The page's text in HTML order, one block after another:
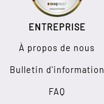
ENTREPRISE
À propos de nous
Bulletin d'information
FAQ